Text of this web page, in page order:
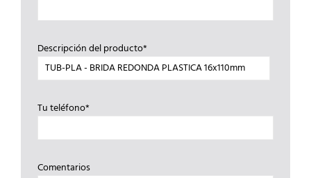
Descripción del producto*
Tu teléfono*
Comentarios